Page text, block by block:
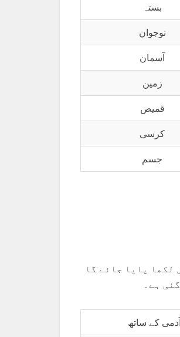
بستہ
نوجوان
آسمان
زمین
قمیص
کرسی
جسم
لکھا پایا جائے گا
ہے۔
کے ساتھ